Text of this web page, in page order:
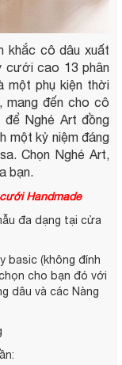
khắc cô dâu xuất
cưới cao 13 phân
một phụ kiện thời
mang đến cho cô
Nghé Art đồng
một kỷ niệm đáng
Chọn Nghé Art,
bạn.
Handmade
đa dạng tại cửa
basic (không đính
cho bạn đó với
dâu và các Nàng